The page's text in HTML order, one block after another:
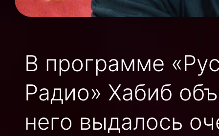
В программе
Радио» Хабиб
него выдалось